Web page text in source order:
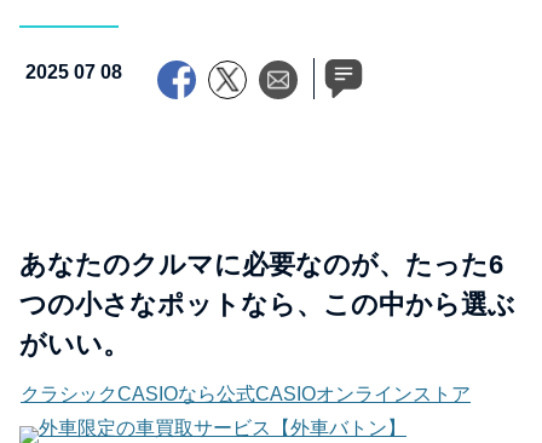
2025 07 08
あなたのクルマに必要なのが、たった6
つの小さなポットなら、この中から選ぶ
がいい。
クラシックCASIOなら公式CASIOオンラインストア
外車限定の車買取サービス【外車バトン】